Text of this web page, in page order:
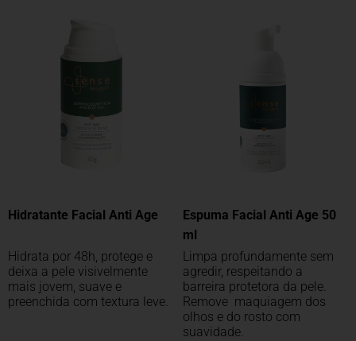
Hidratante Facial Anti Age
Hidrata por 48h, protege e
deixa a pele visivelmente
mais jovem, suave e
preenchida com textura leve.
Espuma Facial Anti Age 50
ml
Limpa profundamente sem
agredir, respeitando a
barreira protetora da pele.
Remove maquiagem dos
olhos e do rosto com
suavidade.